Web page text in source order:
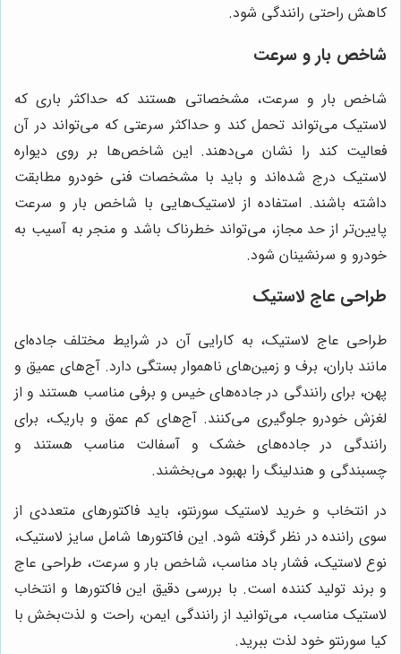
کاهش راحتی رانندگی شود.
شاخص بار و سرعت
شاخص بار و سرعت، مشخصاتی هستند که حداکثر باری که
لاستیک می‌تواند تحمل کند و حداکثر سرعتی که می‌تواند در آن
فعالیت کند را نشان می‌دهند. این شاخص‌ها بر روی دیواره
لاستیک درج شده‌اند و باید با مشخصات فنی خودرو مطابقت
داشته باشند. استفاده از لاستیک‌هایی با شاخص بار و سرعت
پایین‌تر از حد مجاز، می‌تواند خطرناک باشد و منجر به آسیب به
خودرو و سرنشینان شود.
طراحی عاج لاستیک
طراحی عاج لاستیک، به کارایی آن در شرایط مختلف جاده‌ای
مانند باران، برف و زمین‌های ناهموار بستگی دارد. آج‌های عمیق و
پهن، برای رانندگی در جاده‌های خیس و برفی مناسب هستند و از
لغزش خودرو جلوگیری می‌کنند. آج‌های کم عمق و باریک، برای
رانندگی در جاده‌های خشک و آسفالت مناسب هستند و
چسبندگی و هندلینگ را بهبود می‌بخشند.
در انتخاب و خرید لاستیک سورنتو، باید فاکتورهای متعددی از
سوی راننده در نظر گرفته شود. این فاکتورها شامل سایز لاستیک،
نوع لاستیک، فشار باد مناسب، شاخص بار و سرعت، طراحی عاج
و برند تولید کننده است. با بررسی دقیق این فاکتورها و انتخاب
لاستیک مناسب، می‌توانید از رانندگی ایمن، راحت و لذت‌بخش با
کیا سورنتو خود لذت ببرید.